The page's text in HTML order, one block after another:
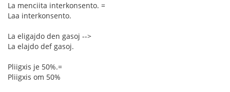
La menciita interkonsento. =
Laa interkonsento.
La eligajdo den gasoj -->
La elajdo def gasoj.
Pliigxis je 50%.=
Pliigxis om 50%